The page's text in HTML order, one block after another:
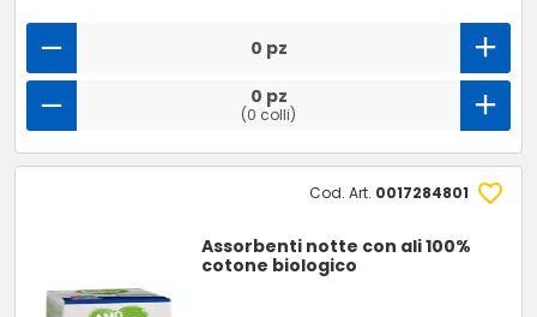
0 pz
0 pz
(0 colli)
Cod. Art. 0017284801
Assorbenti notte con ali 100%
cotone biologico